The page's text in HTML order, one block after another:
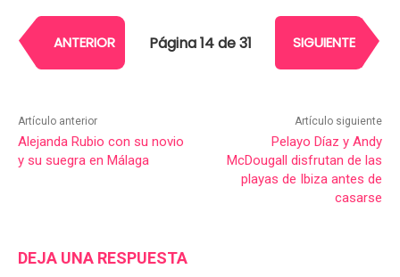
ANTERIOR Página 14 de 31 SIGUIENTE
Artículo anterior
Alejanda Rubio con su novio
y su suegra en Málaga
Artículo siguiente
Pelayo Díaz y Andy
McDougall disfrutan de las
playas de Ibiza antes de
casarse
DEJA UNA RESPUESTA